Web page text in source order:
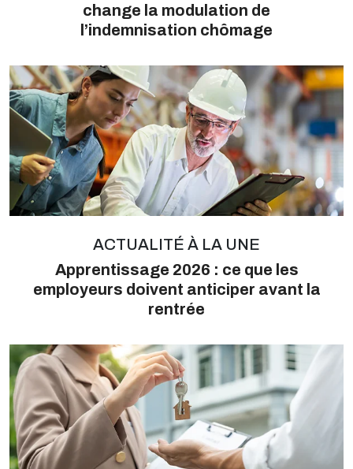
change la modulation de
l’indemnisation chômage
ACTUALITÉ À LA UNE
Apprentissage 2026 : ce que les
employeurs doivent anticiper avant la
rentrée